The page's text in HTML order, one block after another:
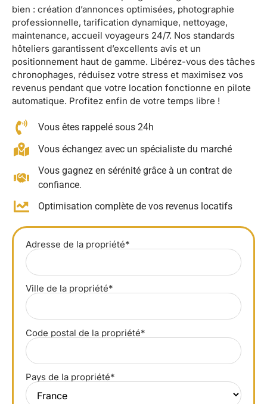
bien : création d’annonces optimisées, photographie
professionnelle, tarification dynamique, nettoyage,
maintenance, accueil voyageurs 24/7. Nos standards
hôteliers garantissent d’excellents avis et un
positionnement haut de gamme. Libérez-vous des tâches
chronophages, réduisez votre stress et maximisez vos
revenus pendant que votre location fonctionne en pilote
automatique. Profitez enfin de votre temps libre !
Vous êtes rappelé sous 24h
Vous échangez avec un spécialiste du marché
Vous gagnez en sérénité grâce à un contrat de
confiance.
Optimisation complète de vos revenus locatifs
Adresse de la propriété*
Ville de la propriété*
Code postal de la propriété*
Pays de la propriété*